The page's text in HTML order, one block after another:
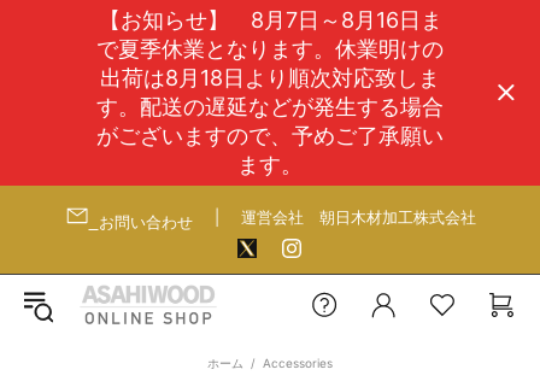
【お知らせ】 8月7日～8月16日ま
で夏季休業となります。休業明けの
出荷は8月18日より順次対応致しま
す。配送の遅延などが発生する場合
がございますので、予めご了承願い
ます。
お問い合わせ 運営会社 朝日木材加工株式会社
ホーム Accessories